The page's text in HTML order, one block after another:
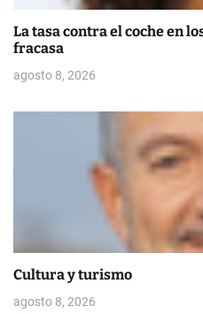
La tasa contra el coche en
fracasa
agosto 8, 2026
Cultura y turismo
agosto 8, 2026